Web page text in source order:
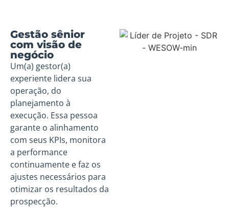
Gestão sênior
com visão de
negócio
Um(a) gestor(a)
experiente lidera sua
operação, do
planejamento à
execução. Essa pessoa
garante o alinhamento
com seus KPIs, monitora
a performance
continuamente e faz os
ajustes necessários para
otimizar os resultados da
prospecção.